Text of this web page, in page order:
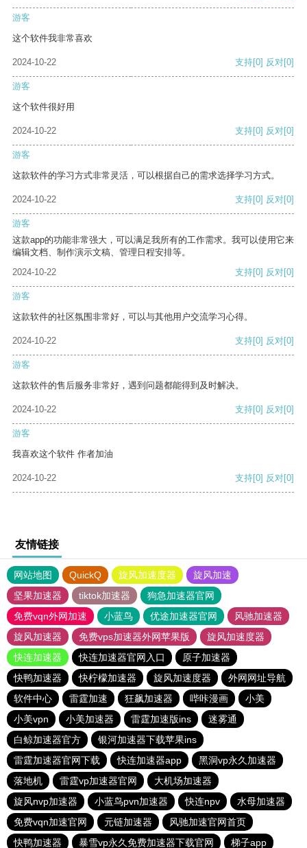
游客
这个软件我非常喜欢
2024-10-22 支持[0] 反对[0]
游客
这个软件很好用
2024-10-22 支持[0] 反对[0]
游客
这款软件的学习方式非常灵活，可以根据自己的需求选择学习方式。
2024-10-22 支持[0] 反对[0]
游客
这款app的功能非常强大，可以满足我所有的工作需求。我可以使用它来
编辑文档、制作演示文稿、管理日程安排等。
2024-10-22
支持[0] 反对[0]
游客
这款软件的社区氛围非常好，可以与其他用户交流学习心得。
2024-10-22 支持[0] 反对[0]
游客
这款软件的售后服务非常好，遇到问题都能得到及时解决。
2024-10-22 支持[0] 反对[0]
游客
我喜欢这个软件 作者加油
2024-10-22 支持[0] 反对[0]
友情链接
网站地图 QuickQ 旋风加速度器
旋风加速
坚果加速器
tiktok加速器
狗急加速器官网
免费vqn外网加速
小蓝鸟 优途加速器官网
风驰加速器
旋风加速器
免费vps加速器外网苹果版
旋风加速度器
快连加速器
快连加速器官网入口
原子加速器
快鸭加速器
快柠檬加速器 旋风加速度器
外网网址导航
软件中心
雷霆加速 狂飙加速器 哔咔漫画
小美
小美vpn
小美加速器 雷霆加速版ins
迷雾通
白鲸加速器官方
银河加速器下载苹果ins
雷霆加速器官网下载
快连加速器app
黑洞vp永久加速器
落地机
雷霆vp加速器官网
大机场加速器
旋风nvp加速器
小蓝鸟pvn加速器 快连npv
水母加速器
免费vqn加速官网
元链加速器
风驰加速官网首页
快鸭加速器
暴雪vp永久免费加速器下载官网 梯子app